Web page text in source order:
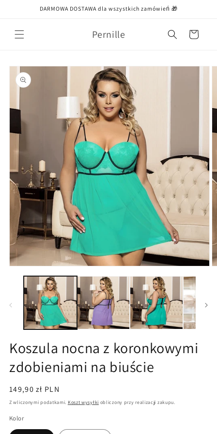
DARMOWA DOSTAWA dla wszystkich zamówień 🎁
Pernille Koszyk
informacji
produkcie
multimedia
modalnym
Koszula nocna z koronkowymi
zdobieniami na biuście
Cena
regularna
149,90 zł PLN
Z wliczonymi podatkami. Koszt wysyłki obliczony przy realizacji zakupu.
Kolor